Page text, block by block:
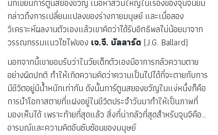
กล่าวถึงการเปลี่ยนแปลงของร่างกายมนุษย์ และเมื่อลอง
วิเคราะห์ผลงานตัวเองแล้วเขาคิดว่าได้รับอิทธิพลไม่น้อยมาจาก
วรรณกรรมแนวไซไฟของ เจ.จี. บัลลาร์ด (J.G. Ballard)
นอกจากนี้เขายอมรับว่าในวัยเด็กตัวเองมีอาการกลัวความตาย
อย่างผิดปกติ ทำให้เกิดความคิดว่าความเป็นไปได้ที่จะตายกับการ
มีชีวิตอยู่มีน้ำหนักเท่ากัน ดังนั้นการ์ตูนสยองขวัญในแง่หนึ่งก็คือ
การนำโอกาสตายที่แฝงอยู่ในชีวิตประจำวันมาทำให้เป็นภาพที่
มองเห็นได้ เพราะท้ายที่สุดแล้ว สิ่งที่น่ากลัวที่สุดสำหรับจุนจิคือ…
อารมณ์และความคิดอันซับซ้อนของมนุษย์